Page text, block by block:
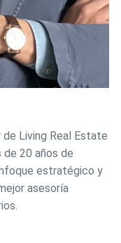
Living Real Estate
de 20 años de
estratégico y
asesoría
Siempre activas
recopilar
nuestros servicios.
de la
la posibilidad
del
sitio web. La
de cookies se